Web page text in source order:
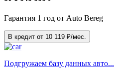
Гарантия 1 год от Auto Bereg
В кредит от 10 119 ₽/мес.
Подгружаем базу данных авто...